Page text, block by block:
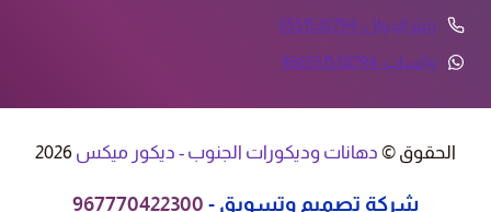
رقم الجوال: 0551538794
واتساب: 966551538794
الحقوق © دهانات وديكورات الجنوب - ديكور ميكس
شركة تصميم وتسويق -
967770422300